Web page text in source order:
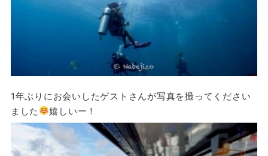
1年ぶりにお会いしたゲストさんが写真を撮ってください
ました
嬉しいー！